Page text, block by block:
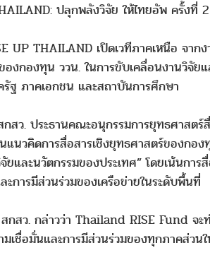
ปลุกพลังวิจัย ให้ไทยอัพ ครั้งที่ 2
THAILAND เปิดเวทีภาคเหนือ จา
งกองทุน ววน. ในการขับเคลื่อนงานวิจัย
ฐ ภาคเอกชน และสถาบันการศึกษา
สว. ประธานคณะอนุกรรมการยุทธศาส
นวคิดการสื่อสารเชิงยุทธศาสตร์ของก
และนวัตกรรมของประเทศ” โดยเน้นกา
การมีส่วนร่วมของเครือข่ายในระดับพื้นที่
สว. กล่าวว่า Thailand RISE Fund จ
มเชื่อมั่นและการมีส่วนร่วมของทุกภาคส่ว